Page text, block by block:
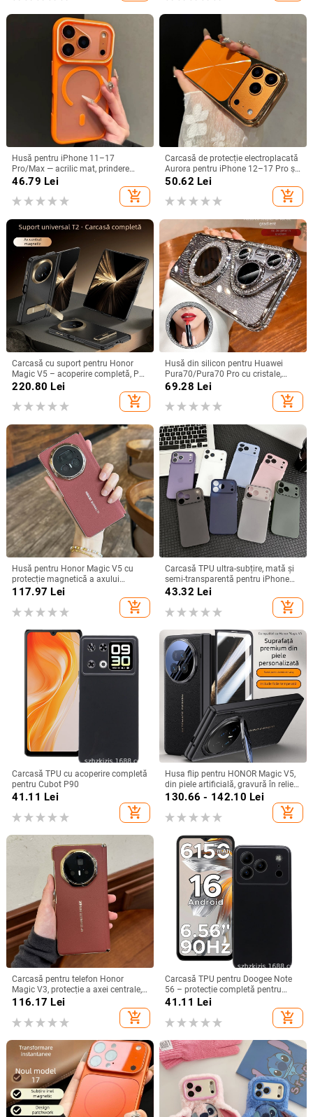
Husă pentru iPhone 11–17
Pro/Max — acrilic mat, prindere
magnetică, protecție anti-cadere,
46.79 Lei
add_shopping_cart
Carcasă de protecție electroplacată
Aurora pentru iPhone 12–17 Pro și
Pro Max, acoperire completă, anti-
50.62 Lei
add_shopping_cart
Carcasă cu suport pentru Honor
Magic V5 – acoperire completă, PC
mat, anti-cădere, anti-amprente
220.80 Lei
add_shopping_cart
Husă din silicon pentru Huawei
Pura70/Pura70 Pro cu cristale,
transparentă, estetică, suport
încorporat și disipare a căldurii
69.28 Lei
add_shopping_cart
Husă pentru Honor Magic V5 cu
protecție magnetică a axului
central, acoperire completă a
electroplacare, protecție anti-cădere
117.97 Lei
add_shopping_cart
Carcasă TPU ultra-subțire, mată și
semi-transparentă pentru iPhone
11/12/14/15/16/17 Pro Max,
protecție împotriva căderilor, anti-
amprente
43.32 Lei
add_shopping_cart
Carcasă TPU cu acoperire completă
pentru Cubot P90
41.11 Lei
add_shopping_cart
Husa flip pentru HONOR Magic V5,
din piele artificială, gravură în relief,
stil Ins, anti-cadere
130.66 - 142.10 Lei
add_shopping_cart
Carcasă pentru telefon Honor
Magic V3, protecție a axei centrale,
noul model Magic V5, husă ușoară
electroplacare, anti-cădere
116.17 Lei
add_shopping_cart
Carcasă TPU pentru Doogee Note
56 – protecție completă pentru
Note 56, Plus și Pro, realizată
41.11 Lei
add_shopping_cart